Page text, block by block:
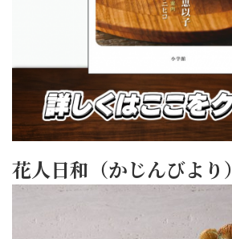
花人日和（かじんびより）